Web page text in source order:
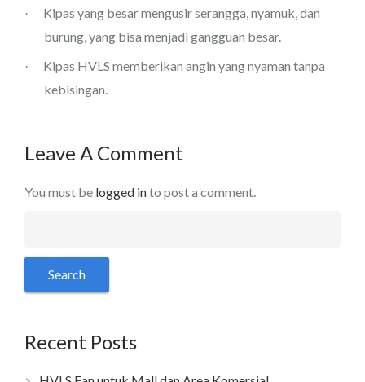
·
Kipas yang besar mengusir serangga, nyamuk, dan
burung, yang bisa menjadi gangguan besar.
·
Kipas HVLS memberikan angin yang nyaman tanpa
kebisingan.
Leave A Comment
You must be logged into post a comment.
Recent Posts